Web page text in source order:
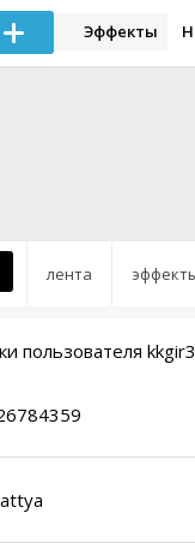
Эффекты
лента
пользователя kkgir3